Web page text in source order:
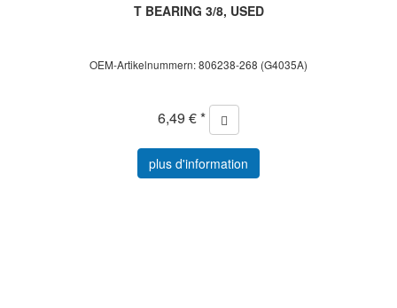
T BEARING 3/8, USED
OEM-Artikelnummern: 806238-268 (G4035A)
6,49 € *
plus d'information